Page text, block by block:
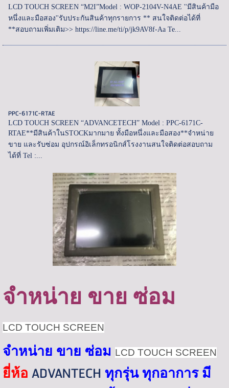
LCD TOUCH SCREEN “M2I”Model : WOP-2104V-N4AE ''มีสินค้ามือ
หนึ่งและมือสอง''รับประกันสินค้าทุกรายการ ** สนใจติดต่อได้ที่
**สอบถามเพิ่มเติม>> https://line.me/ti/p/jk9AV8f-Aa Te...
PPC-6171C-RTAE
LCD TOUCH SCREEN “ADVANCETECH” Model : PPC-6171C-
RTAE**มีสินค้าในSTOCKมากมาย ทั้งมือหนึ่งและมือสอง**จำหน่าย
ขาย และรับซ่อม อุปกรณ์อิเล็กทรอนิกส์โรงงานสนใจติดต่อสอบถาม
ได้ที่ Tel :...
จำหน่าย ขาย ซ่อม
LCD TOUCH SCREEN
จำหน่าย ขาย ซ่อม LCD TOUCH SCREEN
ยี่ห้อ ADVANTECH ทุกรุ่น ทุกอาการ มี